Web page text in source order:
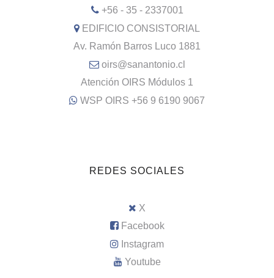
+56 - 35 - 2337001
EDIFICIO CONSISTORIAL
Av. Ramón Barros Luco 1881
oirs@sanantonio.cl
Atención OIRS Módulos 1
WSP OIRS +56 9 6190 9067
REDES SOCIALES
X
Facebook
Instagram
Youtube